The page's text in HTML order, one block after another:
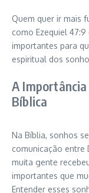
Quem quer ir mais
como Ezequiel
importantes para
espiritual dos
A
Bíblica
Na Bíblia, sonhos
comunicação entre
muita gente
importantes que
Entender esses